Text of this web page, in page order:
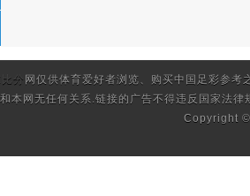
分 网仅供体育爱好者浏览、购买中国足彩参
和本网无任何关系.链接的广告不得违反国家法律
Copyright